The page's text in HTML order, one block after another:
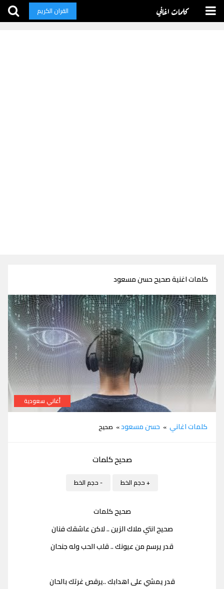
كلمات اغاني القران الكريم
كلمات اغنية صحيح حسن مسعود
أغاني سعودية
كلمات اغاني » حسن مسعود» صحيح
صحيح كلمات
+ حجم الخط - حجم الخط
صحيح كلمات
صحيح انتي ملاك الزين .. لاكن عاشقك فنان
قدر يرسم من عيونك .. قلب الحب وله جنحان
قدر يمشي على اهدابك ..يرقص غرتك بالحان